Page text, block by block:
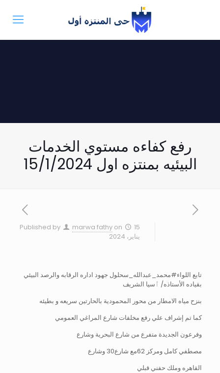
رفع كفاءه مستوي الخدمات
البيئيه بمنتزه اول 15/1/2024
Published by marwa fathy on
15
يناير، 2024
تابع اللواء#محمد_عبدالله_سحلول جهود اداره الرقابه والرصد البيئي
بقياده الأستاذه/ ٱسيا الشريف
بنزح مياه الامطار من محور المحمودية بالحارتين سريعه و بطيئه
كما تم إشراف علي رفع مخلفات شارع المراغي العمومي
وفرعون الجديدة متفرع من شارع البحرية وشارع
مصطفي كامل ومركز 62مع شارع30 وشارع
القاهره وملك حفني قبلي